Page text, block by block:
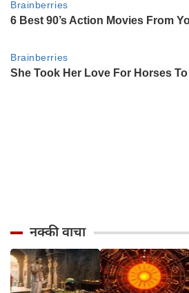
नक्की वाचा